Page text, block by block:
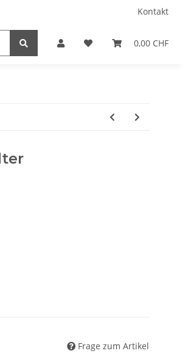
Kontakt
0,00 CHF
Frage zum Artikel